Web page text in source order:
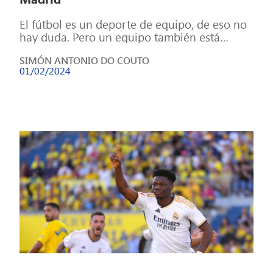
El fútbol es un deporte de equipo, de eso no
hay duda. Pero un equipo también está
SIMÓN ANTONIO DO COUTO
01/02/2024